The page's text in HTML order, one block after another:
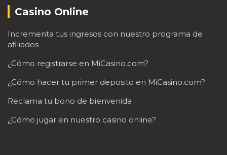
Casino Online
Incrementa tus ingresos con nuestro programa de
afiliados
¿Cómo registrarse en MiCasino.com?
¿Cómo hacer tu primer deposito en MiCasino.com?
Reclama tu bono de bienvenida
¿Cómo jugar en nuestro casino online?